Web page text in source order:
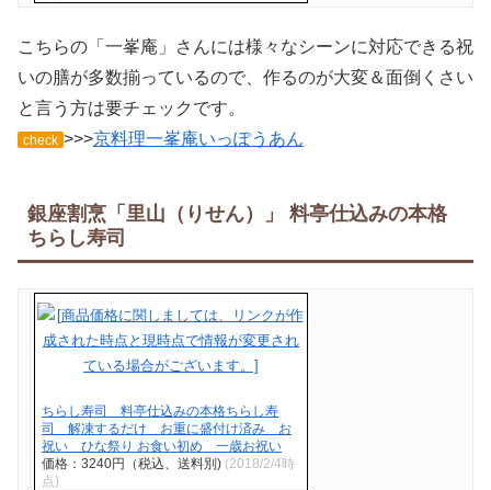
こちらの「一峯庵」さんには様々なシーンに対応できる祝
いの膳が多数揃っているので、作るのが大変＆面倒くさい
と言う方は要チェックです。
check >>>京料理一峯庵いっぽうあん
銀座割烹「里山（りせん）」 料亭仕込みの本格
ちらし寿司
ちらし寿司 料亭仕込みの本格ちらし寿
司 解凍するだけ お重に盛付け済み お
祝い ひな祭り お食い初め 一歳お祝い
価格：3240円（税込、送料別) (2018/2/4時
点)